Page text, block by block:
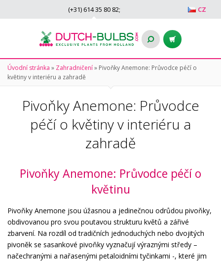
CZ
(+31) 614 35 80 82;
Úvodní stránka » Zahradničení» Pivoňky Anemone: Průvodce péčí o
květiny v interiéru a zahradě
Pivoňky Anemone: Průvodce
péčí o květiny v interiéru a
zahradě
Pivoňky Anemone: Průvodce péčí o
květinu
Pivoňky Anemone jsou úžasnou a jedinečnou odrůdou pivoňky,
obdivovanou pro svou poutavou strukturu květů a zářivé
zbarvení. Na rozdíl od tradičních jednoduchých nebo dvojitých
pivoněk se sasankové pivoňky vyznačují výraznými středy –
načechranými a nařasenými petaloidními tyčinkami -, které jim